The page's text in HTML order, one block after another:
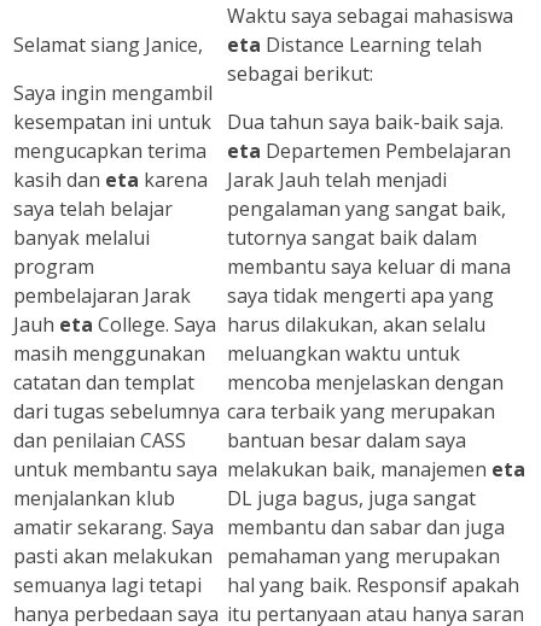
Selamat siang Janice,
Saya ingin mengambil
kesempatan ini untuk
mengucapkan terima
kasih dan eta karena
saya telah belajar
banyak melalui
program
pembelajaran Jarak
Jauh eta College. Saya
masih menggunakan
catatan dan templat
dari tugas sebelumnya
dan penilaian CASS
untuk membantu saya
menjalankan klub
amatir sekarang. Saya
pasti akan melakukan
semuanya lagi tetapi
hanya perbedaan saya
Waktu saya sebagai mahasiswa
eta Distance Learning telah
sebagai berikut:
Dua tahun saya baik-baik saja.
eta Departemen Pembelajaran
Jarak Jauh telah menjadi
pengalaman yang sangat baik,
tutornya sangat baik dalam
membantu saya keluar di mana
saya tidak mengerti apa yang
harus dilakukan, akan selalu
meluangkan waktu untuk
mencoba menjelaskan dengan
cara terbaik yang merupakan
bantuan besar dalam saya
melakukan baik, manajemen eta
DL juga bagus, juga sangat
membantu dan sabar dan juga
pemahaman yang merupakan
hal yang baik. Responsif apakah
itu pertanyaan atau hanya saran